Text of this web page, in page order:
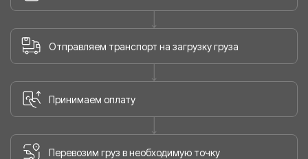
Отправляем транспорт на загрузку груза
Принимаем оплату
Перевозим груз в необходимую точку